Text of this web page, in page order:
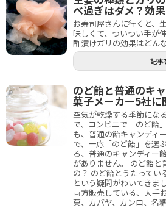
べ過ぎはダメ？効
お寿司屋さんに行くと、
味しくて、ついつい手が
酢漬けガリの効果はどん
記事
のど飴と普通のキ
菓子メーカー5社に
空気が乾燥する季節にな
で、コンビニで「のど飴
も、普通の飴キャンディ
で、一応「のど飴」を選
ろ、普通のキャンディー
がありません。 のど飴と
の？ のど飴とうたってい
という疑問がわいてきま
両方販売している、大手
菓、カバヤ、カンロ、名